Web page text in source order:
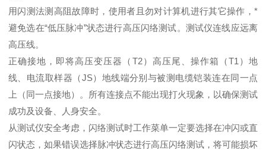
用闪测法测高阻故障时，使用者且勿对计算机进行其它操作，*
避免选在“低压脉冲”状态进行高压闪络测试。测试仪连线应远离
高压线。
正确接地，即将高压变压器（T2）高压尾、操作箱（T1）地
线、电流取样器（JS）地线端分别与被测电缆铠装连在同一点
上（同一点接地）。所有连接点不能出现打火现象，以确保测试
成功及设备、人身安全。
从测试仪安全考虑，闪络测试时工作菜单一定要选择在冲闪或直
闪状态，如果错误选择脉冲状态进行高压闪络测试，将可能损坏